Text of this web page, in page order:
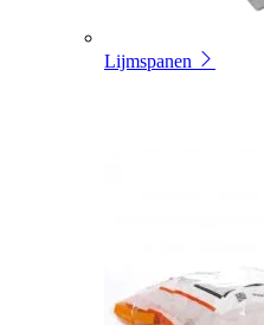
Lijmspanen